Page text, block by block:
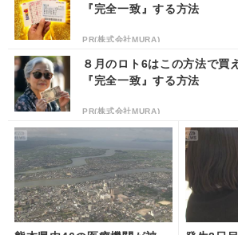
『完全一致』する方法
PR(株式会社MURA)
８月のロト6はこの方法で買
『完全一致』する方法
PR(株式会社MURA)